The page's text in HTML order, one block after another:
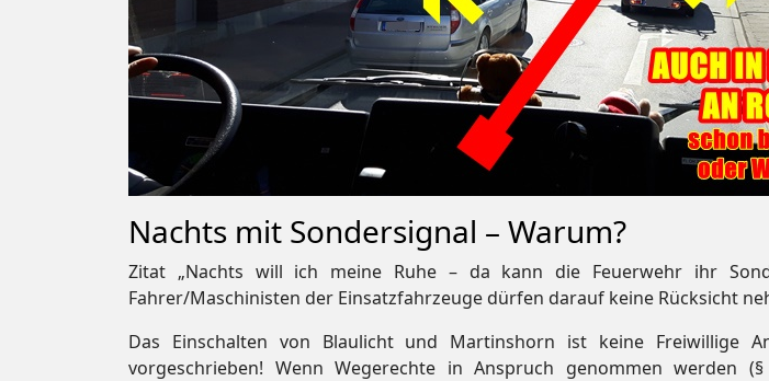
Nachts mit Sondersignal – Warum?
Zitat „Nachts will ich meine Ruhe – da kann die Feuerwehr ihr
Fahrer/Maschinisten der Einsatzfahrzeuge dürfen darauf keine Rücksicht
Das Einschalten von Blaulicht und Martinshorn ist keine Freiwillige
vorgeschrieben! Wenn Wegerechte in Anspruch genommen werden